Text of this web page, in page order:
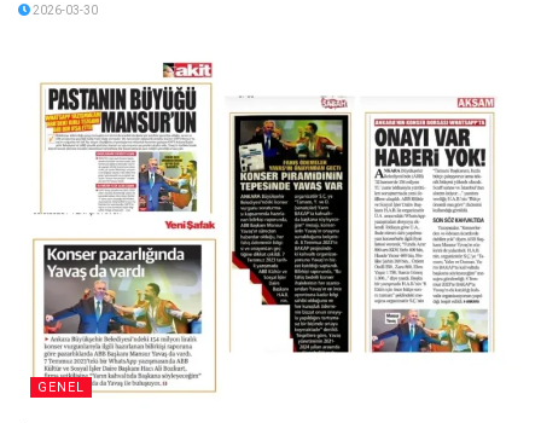
2026-03-30
GENEL